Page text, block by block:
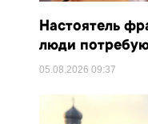
Настоятель
люди
05.08.202609:37